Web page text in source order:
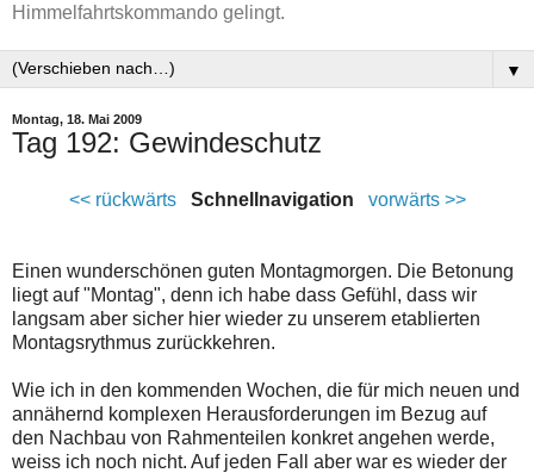
Himmelfahrtskommando gelingt.
▼
Montag, 18. Mai 2009
Tag 192: Gewindeschutz
<< rückwärtsSchnellnavigation vorwärts >>
Einen wunderschönen guten Montagmorgen. Die Betonung
liegt auf "Montag", denn ich habe dass Gefühl, dass wir
langsam aber sicher hier wieder zu unserem etablierten
Montagsrythmus zurückkehren.
Wie ich in den kommenden Wochen, die für mich neuen und
annähernd komplexen Herausforderungen im Bezug auf
den Nachbau von Rahmenteilen konkret angehen werde,
weiss ich noch nicht. Auf jeden Fall aber war es wieder der